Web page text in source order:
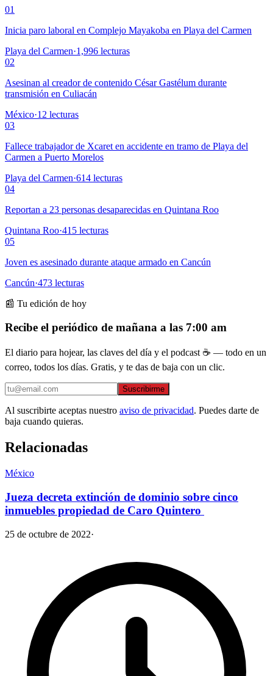
01
Inicia paro laboral en Complejo Mayakoba en Playa del Carmen
Playa del Carmen·1,996 lecturas
02
Asesinan al creador de contenido César Gastélum durante
transmisión en Culiacán
México·12 lecturas
03
Fallece trabajador de Xcaret en accidente en tramo de Playa del
Carmen a Puerto Morelos
Playa del Carmen·614 lecturas
04
Reportan a 23 personas desaparecidas en Quintana Roo
Quintana Roo·415 lecturas
05
Joven es asesinado durante ataque armado en Cancún
Cancún·473 lecturas
📰 Tu edición de hoy
Recibe el periódico de mañana a las 7:00 am
El diario para hojear, las claves del día y el podcast ☕ — todo en un
correo, todos los días. Gratis, y te das de baja con un clic.
Suscribirme
Al suscribirte aceptas nuestro aviso de privacidad. Puedes darte de
baja cuando quieras.
Relacionadas
México
Jueza decreta extinción de dominio sobre cinco
inmuebles propiedad de Caro Quintero
25 de octubre de 2022·